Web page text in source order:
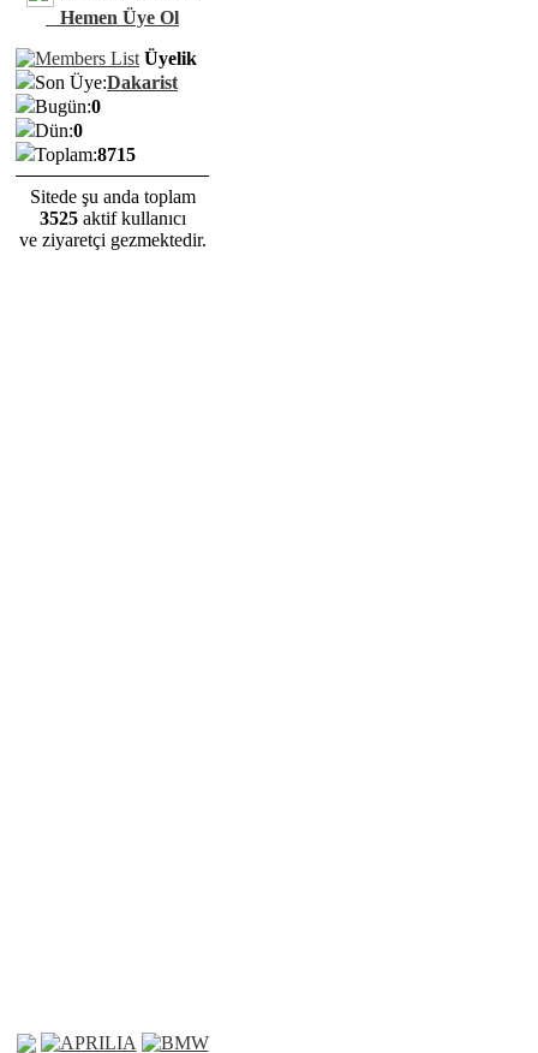
Hemen Üye Ol
Üyelik
Son Üye:Dakarist
Bugün:0
Dün:0
Toplam:8715
Sitede şu anda toplam
3525aktif kullanıcı
ve ziyaretçi gezmektedir.